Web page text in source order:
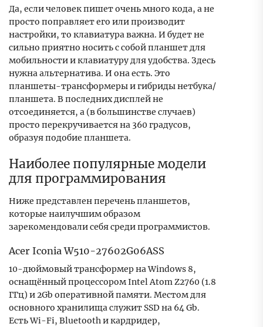
Да, если человек пишет очень много кода, а не
просто поправляет его или производит
настройки, то клавиатура важна. И будет не
сильно приятно носить с собой планшет для
мобильности и клавиатуру для удобства. Здесь
нужна альтернатива. И она есть. Это
планшеты-трансформеры и гибриды нетбука/
планшета. В последних дисплей не
отсоединяется, а (в большинстве случаев)
просто перекручивается на 360 градусов,
образуя подобие планшета.
Наиболее популярные модели
для программирования
Ниже представлен перечень планшетов,
которые наилучшим образом
зарекомендовали себя среди программистов.
Acer Iconia W510-27602G06ASS
10-дюймовый трансформер на Windows 8,
оснащённый процессором Intel Atom Z2760 (1.8
ГГц) и 2Gb оперативной памяти. Местом для
основного хранилища служит SSD на 64 Gb.
Есть Wi-Fi, Bluetooth и кардридер,